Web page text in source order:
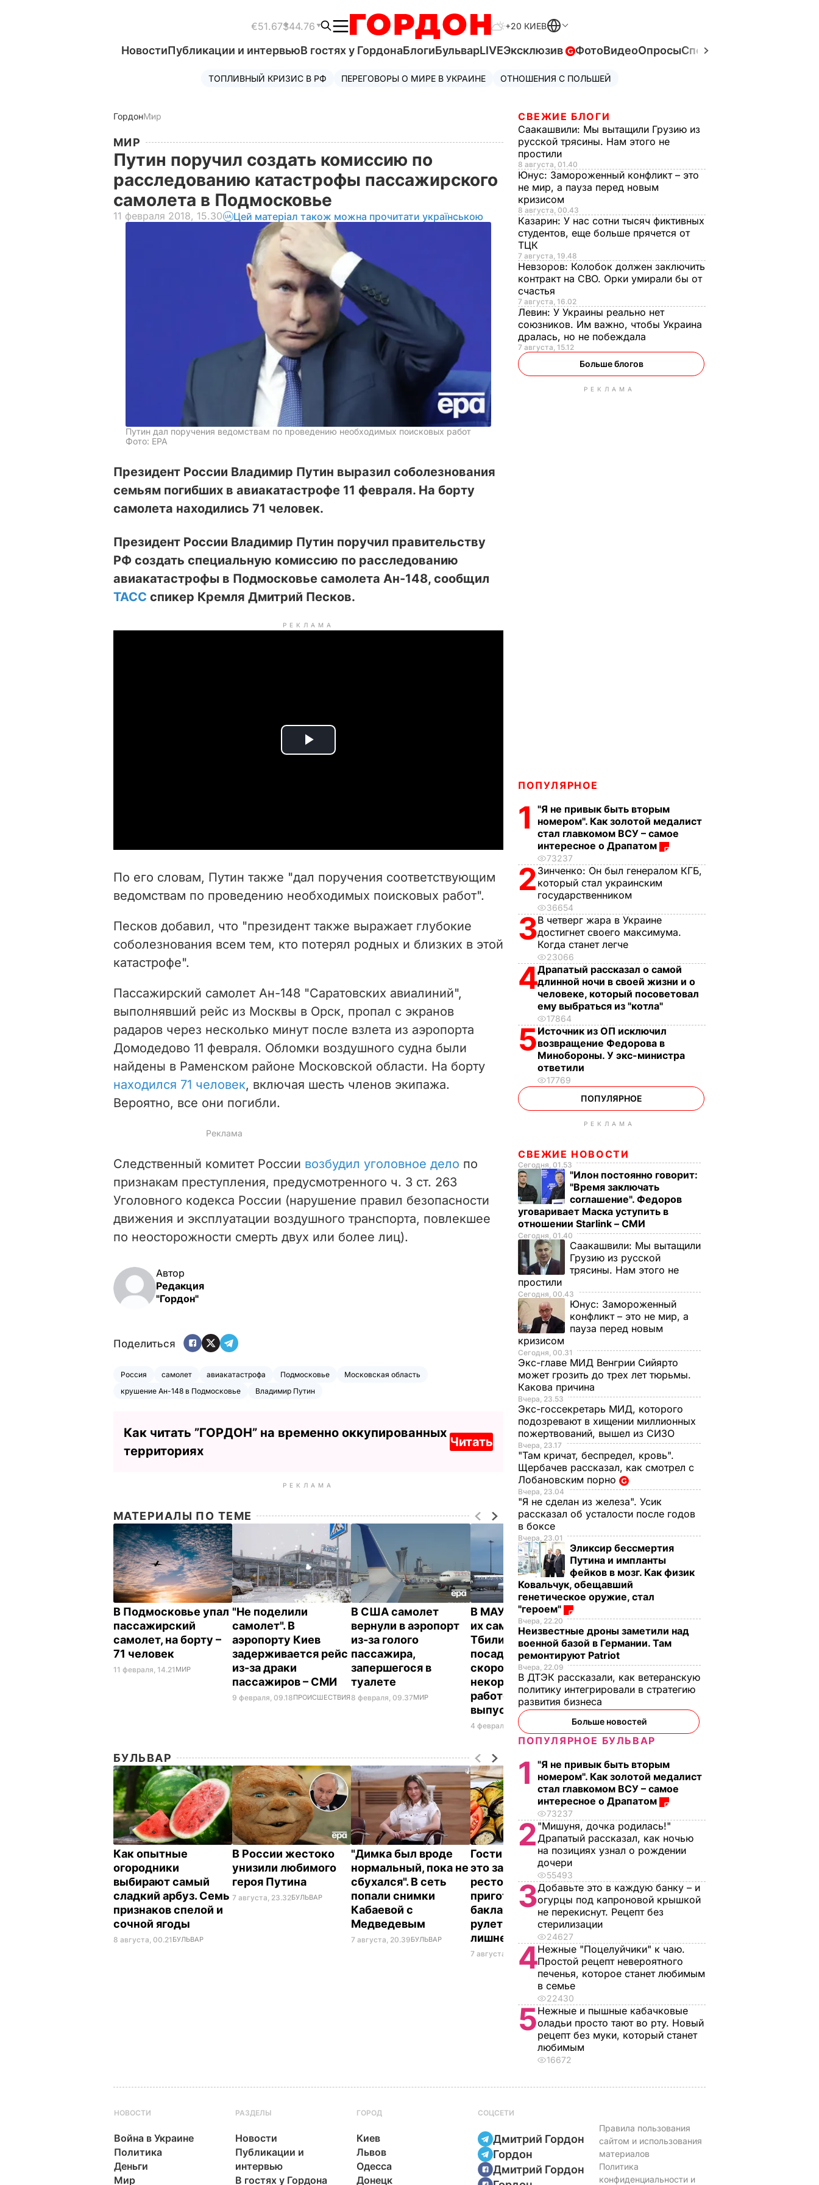
€51.67$44.76 +20 КИЕВ
НовостиПубликации и интервьюВ гостях у ГордонаБлогиБульварLIVEЭксклюзив ФотоВидеоОпросыСпецпроекты
ТОПЛИВНЫЙ КРИЗИС В РФ ПЕРЕГОВОРЫ О МИРЕ В УКРАИНЕ ОТНОШЕНИЯ С ПОЛЬШЕЙ
ГордонМир
МИР
Путин поручил создать комиссию по
расследованию катастрофы пассажирского
самолета в Подмосковье
11 февраля 2018, 15.30 Цей матеріал також можна прочитати українською
Путин дал поручения ведомствам по проведению необходимых поисковых работ
Фото: ЕРА
Президент России Владимир Путин выразил соболезнования
семьям погибших в авиакатастрофе 11 февраля. На борту
самолета находились 71 человек.
Президент России Владимир Путин поручил правительству
РФ создать специальную комиссию по расследованию
авиакатастрофы в Подмосковье самолета Ан-148, сообщил
ТАСС спикер Кремля Дмитрий Песков.
РЕКЛАМА
P
i
d
e
По его словам, Путин также "дал поручения соответствующим
ведомствам по проведению необходимых поисковых работ".
Песков добавил, что "президент также выражает глубокие
соболезнования всем тем, кто потерял родных и близких в этой
катастрофе".
Пассажирский самолет Ан-148 "Саратовских авиалиний",
выполнявший рейс из Москвы в Орск, пропал с экранов
радаров через несколько минут после взлета из аэропорта
Домодедово 11 февраля. Обломки воздушного судна были
найдены в Раменском районе Московской области. На борту
находился 71 человек, включая шесть членов экипажа.
Вероятно, все они погибли.
Следственный комитет России возбудил уголовное дело по
признакам преступления, предусмотренного ч. 3 ст. 263
Уголовного кодекса России (нарушение правил безопасности
движения и эксплуатации воздушного транспорта, повлекшее
по неосторожности смерть двух или более лиц).
Автор
Редакция
"Гордон"
Поделиться
Россия самолет авиакатастрофа Подмосковье
Московская область
крушение Ан-148 в Подмосковье
Владимир Путин
Как читать ”ГОРДОН” на временно оккупированных
территориях
Читать
РЕКЛАМА
МАТЕРИАЛЫ ПО ТЕМЕ
В Подмосковье упал
пассажирский
самолет, на борту –
71 человек
11 февраля, 14.21 МИР
"Не поделили
самолет". В
аэропорту Киев
задерживается рейс
из-за драки
пассажиров – СМИ
9 февраля, 09.18ПРОИСШЕСТВИЯ
В США самолет
вернули в аэропорт
из-за голого
пассажира,
запершегося в
туалете
8 февраля, 09.37МИР
В МАУ заявили, что
их самолет в
Тбилиси совершил
посадку на высокой
скорости в связи с
некорректной
работой системы
выпуска закрылков
4 февраля, 20.35 ПРОИСШЕСТВИЯ
российский самолет
попал на траекторию
взлета турецкого
авиалайнера
4 февраля, 09.55 МИР
БУЛЬВАР
Как опытные
огородники
выбирают самый
сладкий арбуз. Семь
признаков спелой и
сочной ягоды
8 августа, 00.21 БУЛЬВАР
В России жестоко
унизили любимого
героя Путина
7 августа, 23.32БУЛЬВАР
"Димка был вроде
нормальный, пока не
сбухался". В сеть
попали снимки
Кабаевой с
Медведевым
7 августа, 20.39БУЛЬВАР
Гости думают, что
это закуска из
ресторана. Как
приготовить нежные
баклажанные
рулетики без
лишнего жира
7 августа, 20.17БУЛЬВАР
"Ничего навязывать
рассказал, какую
профессию выбрал
его сын
7 августа, 19.44
СВЕЖИЕ БЛОГИ
Саакашвили: Мы вытащили Грузию из
русской трясины. Нам этого не
простили
8 августа, 01.40
Юнус: Замороженный конфликт – это
не мир, а пауза перед новым
кризисом
8 августа, 00.43
Казарин: У нас сотни тысяч фиктивных
студентов, еще больше прячется от
ТЦК
7 августа, 19.48
Невзоров: Колобок должен заключить
контракт на СВО. Орки умирали бы от
счастья
7 августа, 16.02
Левин: У Украины реально нет
союзников. Им важно, чтобы Украина
дралась, но не побеждала
7 августа, 15.12
Больше блогов
РЕКЛАМА
ПОПУЛЯРНОЕ
1
"Я не привык быть вторым
номером". Как золотой медалист
стал главкомом ВСУ – самое
интересное о Драпатом
73237
2 Зинченко: Он был генералом КГБ,
который стал украинским
государственником
36654
3В четверг жара в Украине
достигнет своего максимума.
Когда станет легче
23066
4Драпатый рассказал о самой
длинной ночи в своей жизни и о
человеке, который посоветовал
ему выбраться из "котла"
17864
5Источник из ОП исключил
возвращение Федорова в
Минобороны. У экс-министра
ответили
17769
ПОПУЛЯРНОЕ
РЕКЛАМА
СВЕЖИЕ НОВОСТИ
Сегодня, 01.53
"Илон постоянно говорит:
"Время заключать
соглашение". Федоров
уговаривает Маска уступить в
отношении Starlink – СМИ
Сегодня, 01.40
Саакашвили: Мы вытащили
Грузию из русской
трясины. Нам этого не
простили
Сегодня, 00.43
Юнус: Замороженный
конфликт – это не мир, а
пауза перед новым
кризисом
Сегодня, 00.31
Экс-главе МИД Венгрии Сийярто
может грозить до трех лет тюрьмы.
Какова причина
Вчера, 23.53
Экс-госсекретарь МИД, которого
подозревают в хищении миллионных
пожертвований, вышел из СИЗО
Вчера, 23.17
"Там кричат, беспредел, кровь".
Щербачев рассказал, как смотрел с
Лобановским порно
Вчера, 23.04
"Я не сделан из железа". Усик
рассказал об усталости после годов
в боксе
Вчера, 23.01
Эликсир бессмертия
Путина и импланты
фейков в мозг. Как физик
Ковальчук, обещавший
генетическое оружие, стал
"героем"
Вчера, 22.20
Неизвестные дроны заметили над
военной базой в Германии. Там
ремонтируют Patriot
Вчера, 22.09
В ДТЭК рассказали, как ветеранскую
политику интегрировали в стратегию
развития бизнеса
Больше новостей
ПОПУЛЯРНОЕ БУЛЬВАР
1
"Я не привык быть вторым
номером". Как золотой медалист
стал главкомом ВСУ – самое
интересное о Драпатом
73237
2 "Мишуня, дочка родилась!"
Драпатый рассказал, как ночью
на позициях узнал о рождении
дочери
55493
3Добавьте это в каждую банку – и
огурцы под капроновой крышкой
не перекиснут. Рецепт без
стерилизации
24627
4Нежные "Поцелуйчики" к чаю.
Простой рецепт невероятного
печенья, которое станет любимым
в семье
22430
5Нежные и пышные кабачковые
оладьи просто тают во рту. Новый
рецепт без муки, который станет
любимым
16672
НОВОСТИ
Война в Украине
Политика
Деньги
Мир
РАЗДЕЛЫ
Новости
Публикации и
интервью
В гостях у Гордона
ГОРОД
Киев
Львов
Одесса
Донецк
СОЦСЕТИ
Дмитрий Гордон
Гордон
Дмитрий Гордон
Правила пользования
сайтом и использования
материалов
Политика
конфиденциальности и